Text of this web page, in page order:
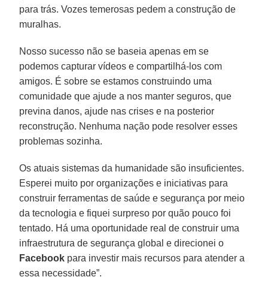
para trás. Vozes temerosas pedem a construção de
muralhas.
Nosso sucesso não se baseia apenas em se
podemos capturar vídeos e compartilhá-los com
amigos. É sobre se estamos construindo uma
comunidade que ajude a nos manter seguros, que
previna danos, ajude nas crises e na posterior
reconstrução. Nenhuma nação pode resolver esses
problemas sozinha.
Os atuais sistemas da humanidade são insuficientes.
Esperei muito por organizações e iniciativas para
construir ferramentas de saúde e segurança por meio
da tecnologia e fiquei surpreso por quão pouco foi
tentado. Há uma oportunidade real de construir uma
infraestrutura de segurança global e direcionei o
Facebook para investir mais recursos para atender a
essa necessidade”.